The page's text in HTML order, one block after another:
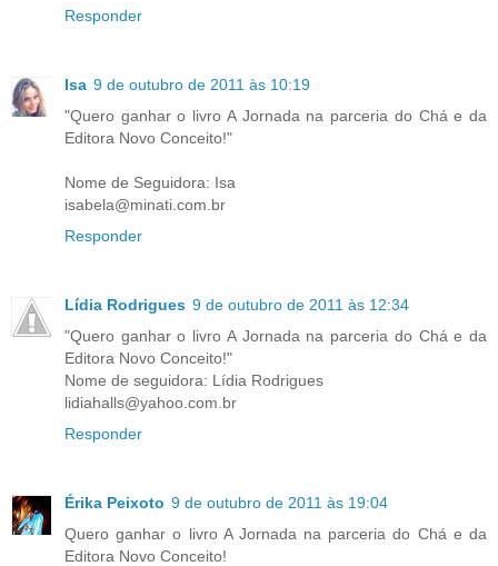
Responder
Isa 9 de outubro de 2011 às 10:19
"Quero ganhar o livro A Jornada na parceria do Chá e da
Editora Novo Conceito!"
Nome de Seguidora: Isa
isabela@minati.com.br
Responder
Lídia Rodrigues 9 de outubro de 2011 às 12:34
"Quero ganhar o livro A Jornada na parceria do Chá e da
Editora Novo Conceito!"
Nome de seguidora: Lídia Rodrigues
lidiahalls@yahoo.com.br
Responder
Érika Peixoto 9 de outubro de 2011 às 19:04
Quero ganhar o livro A Jornada na parceria do Chá e da
Editora Novo Conceito!